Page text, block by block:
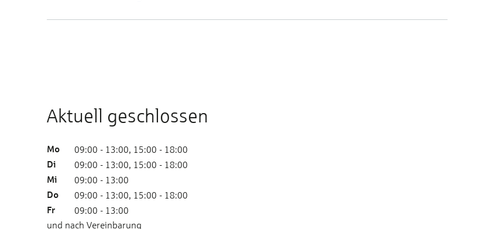
Aktuell geschlossen
Mo 09:00 - 13:00, 15:00 - 18:00
Di 09:00 - 13:00, 15:00 - 18:00
Mi 09:00 - 13:00
Do 09:00 - 13:00, 15:00 - 18:00
Fr
09:00 - 13:00
und nach Vereinbarung